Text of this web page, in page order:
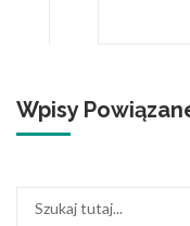
Wpisy